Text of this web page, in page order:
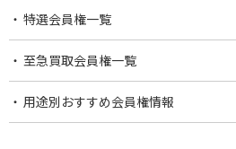
特選会員権一覧
至急買取会員権一覧
用途別おすすめ会員権情報